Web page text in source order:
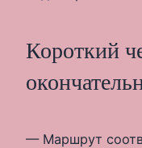
Короткий
— Маршрут